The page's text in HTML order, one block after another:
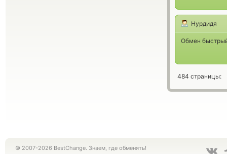
Нурдидя
Обмен
484 страницы:
© 2007-2026 BestChange. Знаем, где обменять!